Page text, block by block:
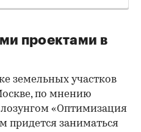
проектами в
земельных участков
по мнению
лозунгом «Оптимизация
придется заниматься